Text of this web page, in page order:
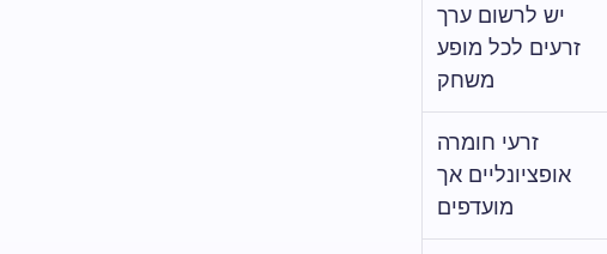
יש לרשום ערך
זרעים לכל מופע
משחק
זרעי חומרה
אופציונליים אך
מועדפים